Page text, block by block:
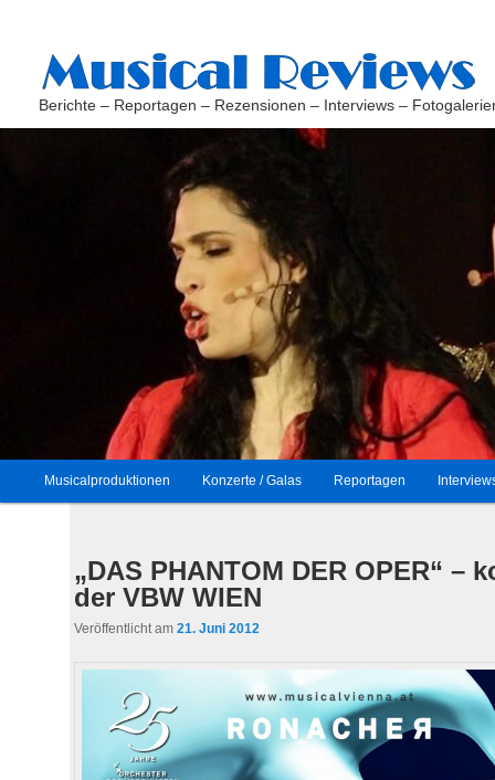
Berichte – Reportagen – Rezensionen – Interviews –
a
Zum
wechseln
Zum
Inhalt
Musicalproduktionen Konzerte / Galas Reportagen
„DAS PHANTOM DER OPER“ –
der VBW WIEN
Veröffentlicht am 21. Juni 2012